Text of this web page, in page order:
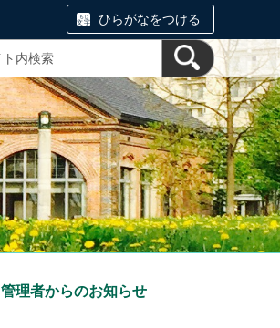
ひらがなをつける
管理者からのお知らせ